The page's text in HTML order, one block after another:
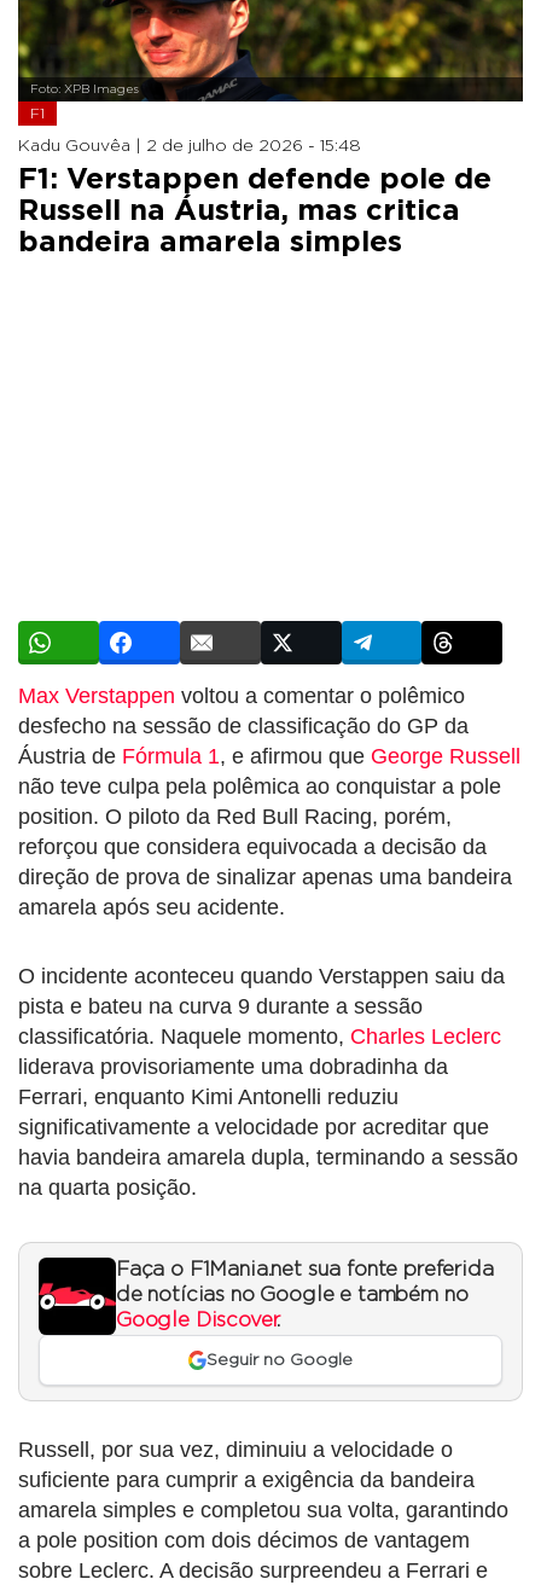
Foto: XPB Images
F1
Kadu Gouvêa | 2 de julho de 2026 - 15:48
F1: Verstappen defende pole de
Russell na Áustria, mas critica
bandeira amarela simples
Max Verstappen voltou a comentar o polêmico
desfecho na sessão de classificação do GP da
Áustria de Fórmula 1, e afirmou que George Russell
não teve culpa pela polêmica ao conquistar a pole
position. O piloto da Red Bull Racing, porém,
reforçou que considera equivocada a decisão da
direção de prova de sinalizar apenas uma bandeira
amarela após seu acidente.
O incidente aconteceu quando Verstappen saiu da
pista e bateu na curva 9 durante a sessão
classificatória. Naquele momento, Charles Leclerc
liderava provisoriamente uma dobradinha da
Ferrari, enquanto Kimi Antonelli reduziu
significativamente a velocidade por acreditar que
havia bandeira amarela dupla, terminando a sessão
na quarta posição.
Faça o F1Mania.net sua fonte preferida
de notícias no Google e também no
Google Discover.
Seguir no Google
Russell, por sua vez, diminuiu a velocidade o
suficiente para cumprir a exigência da bandeira
amarela simples e completou sua volta, garantindo
a pole position com dois décimos de vantagem
sobre Leclerc. A decisão surpreendeu a Ferrari e